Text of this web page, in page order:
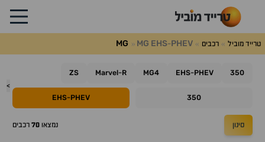
טרייד מוביל רכבים MG MG EHS-PHEV
>
350
EHS-PHEV
MG4
Marvel-R
ZS
350
EHS-PHEV
סינון נמצאו 70 רכבים